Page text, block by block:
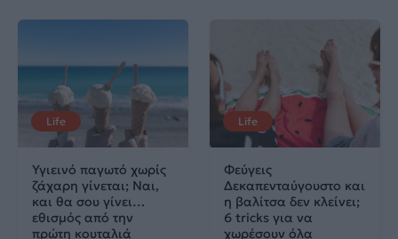
Life
Υγιεινό παγωτό χωρίς
ζάχαρη γίνεται; Ναι,
και θα σου γίνει…
εθισμός από την
πρώτη κουταλιά
Life
Φεύγεις
Δεκαπενταύγουστο και
η βαλίτσα δεν κλείνει;
6 tricks για να
χωρέσουν όλα